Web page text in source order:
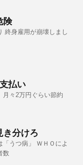
険
終身雇用が崩壊しまし
払い
月々2万円ぐらい節約
き分けろ
うつ病」 ＷＨＯによ
数